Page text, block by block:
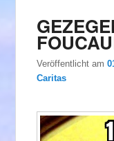
Veröffentlicht am
Caritas